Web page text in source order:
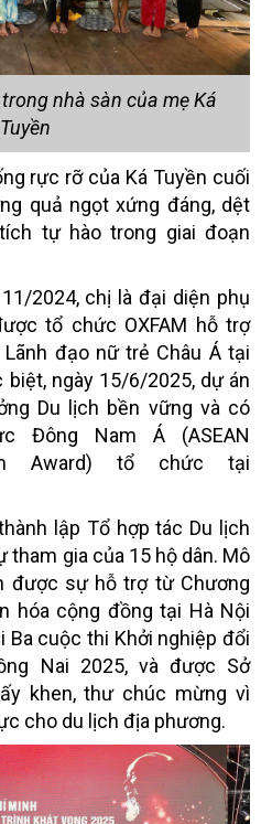
nhà sàn của mẹ Ká
Tuyền
rực rỡ của Ká Tuyền cuối
quả ngọt xứng đáng, dệt
tự hào trong giai đoạn
2024, chị là đại diện phụ
tổ chức OXFAM hỗ trợ
đạo nữ trẻ Châu Á tại
biệt, ngày 15/6/2025, dự án
Du lịch bền vững và có
Đông Nam Á (ASEAN
Award) tổ chức tại
lập Tổ hợp tác Du lịch
tham gia của 15 hộ dân. Mô
được sự hỗ trợ từ Chương
hóa cộng đồng tại Hà Nội
Ba cuộc thi Khởi nghiệp đổi
Nai 2025, và được Sở
khen, thư chúc mừng vì
cho du lịch địa phương.